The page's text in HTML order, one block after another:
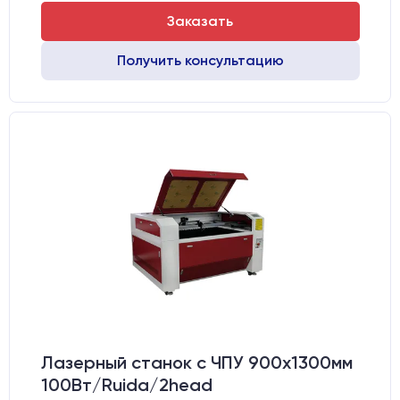
Заказать
Получить консультацию
Лазерный станок c ЧПУ 900х1300мм
100Вт/Ruida/2head